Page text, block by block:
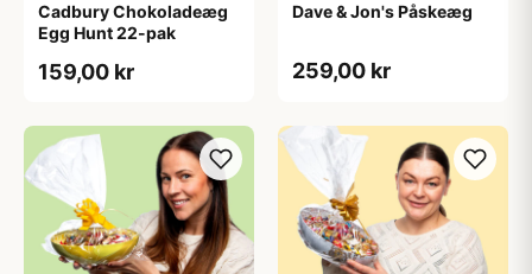
Cadbury Chokoladeæg
Egg Hunt 22-pak
159,00 kr
Dave & Jon's Påskeæg
259,00 kr